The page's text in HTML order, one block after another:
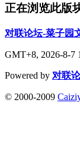
正在浏览此版
对联论坛-菜子园
GMT+8, 2026-8-7
Powered by 对联
© 2000-2009